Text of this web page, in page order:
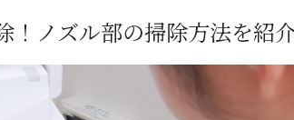
！ノズル部の掃除方法を紹